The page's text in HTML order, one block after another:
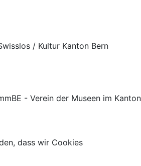
/ Kultur Kanton Bern
- Verein der Museen im Kanton
dass wir Cookies